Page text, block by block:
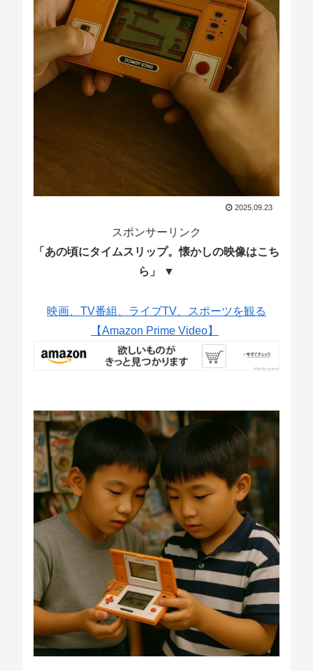
2025.09.23
スポンサーリンク
「あの頃にタイムスリップ。懐かしの映像はこち
ら」 ▼
映画、TV番組、ライブTV、スポーツを観る
【Amazon Prime Video】